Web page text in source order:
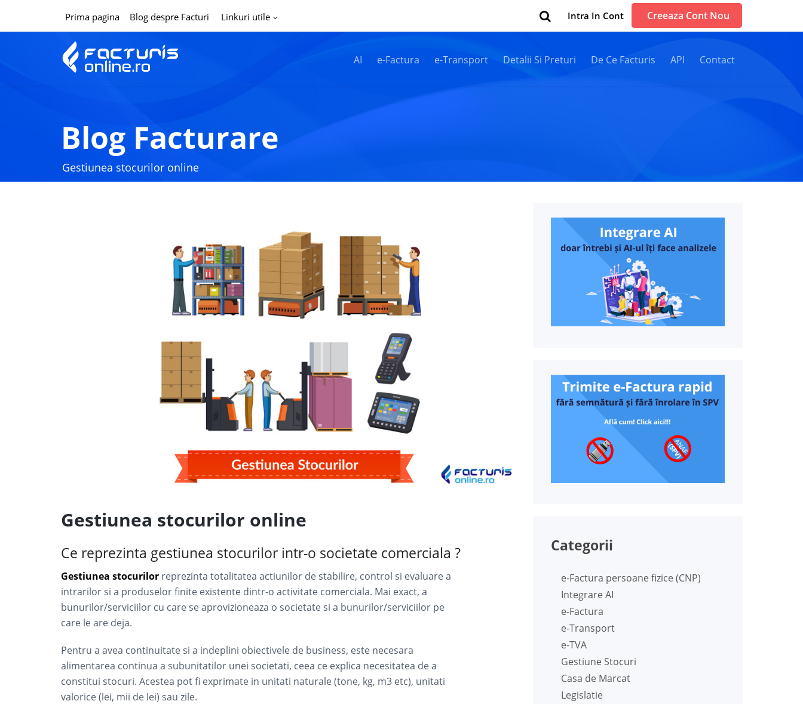
Prima pagina Blog despre Facturi Linkuri utile Intra In Cont Creeaza Cont Nou
AI e-Factura e-Transport Detalii Si Preturi De Ce Facturis API Contact
Blog Facturare
Gestiunea stocurilor online
Gestiunea stocurilor online
Ce reprezinta gestiunea stocurilor intr-o societate comerciala ?
Gestiunea stocurilor reprezinta totalitatea actiunilor de stabilire, control si evaluare a
intrarilor si a produselor finite existente dintr-o activitate comerciala. Mai exact, a
bunurilor/serviciilor cu care se aprovizioneaza o societate si a bunurilor/serviciilor pe
care le are deja.
Pentru a avea continuitate si a indeplini obiectivele de business, este necesara
alimentarea continua a subunitatilor unei societati, ceea ce explica necesitatea de a
constitui stocuri. Acestea pot fi exprimate in unitati naturale (tone, kg, m3 etc), unitati
valorice (lei, mii de lei) sau zile.
Categorii
e-Factura persoane fizice (CNP)
Integrare AI
e-Factura
e-Transport
e-TVA
Gestiune Stocuri
Casa de Marcat
Legislatie